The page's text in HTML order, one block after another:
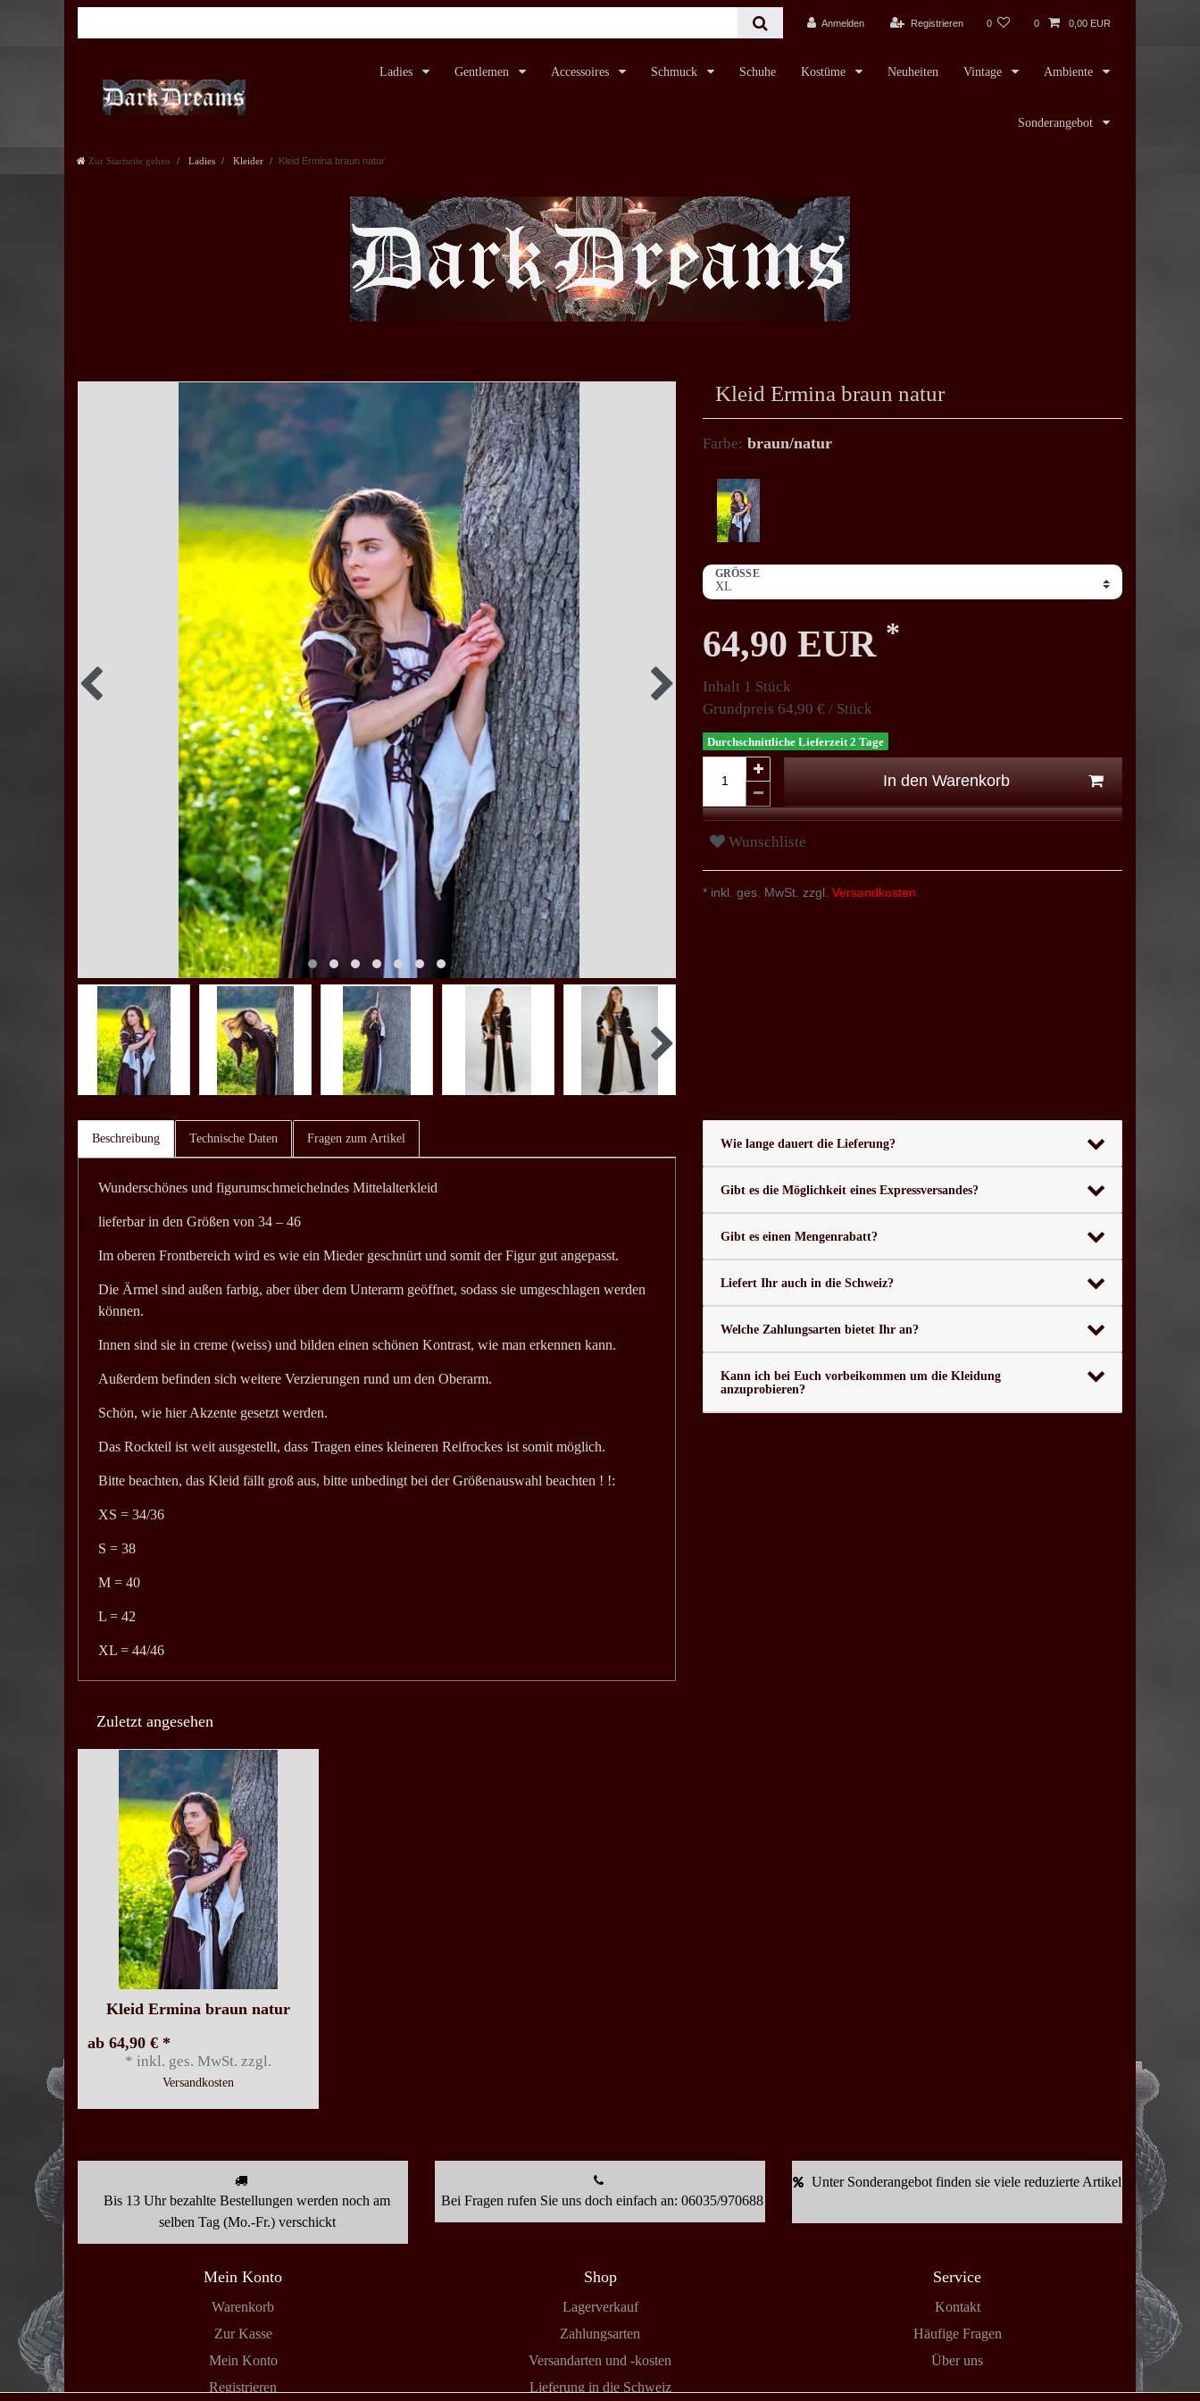
Anmelden Registrieren 0 0 0,00 EUR
Ladies Gentlemen Accessoires Schmuck Schuhe Kostüme Neuheiten Vintage Ambiente
Sonderangebot
Zur Startseite gehen Ladies Kleider Kleid Ermina braun natur
Kleid Ermina braun natur
Farbe: braun/natur
GRÖSSE
64,90 EUR *
Inhalt 1 Stück
Grundpreis 64,90 € / Stück
Durchschnittliche Lieferzeit 2 Tage
In den Warenkorb
Wunschliste
* inkl. ges. MwSt. zzgl. Versandkosten
Beschreibung Technische Daten Fragen zum Artikel
Wunderschönes und figurumschmeichelndes Mittelalterkleid
lieferbar in den Größen von 34 – 46
Im oberen Frontbereich wird es wie ein Mieder geschnürt und somit der Figur gut angepasst.
Die Ärmel sind außen farbig, aber über dem Unterarm geöffnet, sodass sie umgeschlagen werden
können.
Innen sind sie in creme (weiss) und bilden einen schönen Kontrast, wie man erkennen kann.
Außerdem befinden sich weitere Verzierungen rund um den Oberarm.
Schön, wie hier Akzente gesetzt werden.
Das Rockteil ist weit ausgestellt, dass Tragen eines kleineren Reifrockes ist somit möglich.
Bitte beachten, das Kleid fällt groß aus, bitte unbedingt bei der Größenauswahl beachten ! !:
XS = 34/36
S = 38
M = 40
L = 42
XL = 44/46
Wie lange dauert die Lieferung?
Gibt es die Möglichkeit eines Expressversandes?
Gibt es einen Mengenrabatt?
Liefert Ihr auch in die Schweiz?
Welche Zahlungsarten bietet Ihr an?
Kann ich bei Euch vorbeikommen um die Kleidung
anzuprobieren?
Zuletzt angesehen
Kleid Ermina braun natur
ab 64,90 € *
* inkl. ges. MwSt. zzgl.
Versandkosten
Bis 13 Uhr bezahlte Bestellungen werden noch am
selben Tag (Mo.-Fr.) verschickt
Bei Fragen rufen Sie uns doch einfach an: 06035/970688
Unter Sonderangebot finden sie viele reduzierte Artikel
Mein Konto
Warenkorb
Zur Kasse
Mein Konto
Registrieren
Shop
Lagerverkauf
Zahlungsarten
Versandarten und -kosten
Lieferung in die Schweiz
Service
Kontakt
Häufige Fragen
Über uns